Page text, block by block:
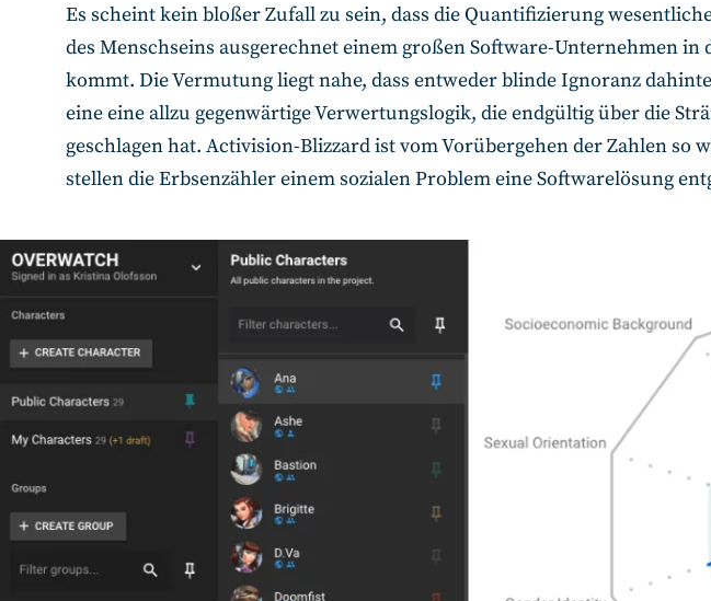
Es scheint kein bloßer Zufall zu sein, dass die Quantifizierung
des Menschseins ausgerechnet einem großen Software-Unternehmen in
kommt. Die Vermutung liegt nahe, dass entweder blinde Ignoranz
eine eine allzu gegenwärtige Verwertungslogik, die endgültig über die
geschlagen hat. Activision-Blizzard ist vom Vorübergehen der Zahlen so
stellen die Erbsenzähler einem sozialen Problem eine Softwarelösung